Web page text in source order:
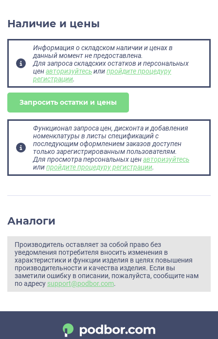
Наличие и цены
Информация о складском наличии и ценах в
данный момент не предоставлена.
Для запроса складских остатков и персональных
ценавторизуйтесьилипройдите процедуру
регистрации.
Запросить остатки и цены
Функционал запроса цен, дисконта и добавления
номенклатуры в листы спецификаций с
последующим оформлением заказов доступен
только зарегистрированным пользователям.
Для просмотра персональных ценавторизуйтесь
илипройдите процедуру регистрации.
Аналоги
Производитель оставляет за собой право без
уведомления потребителя вносить изменения в
характеристики и функции изделия в целях повышения
производительности и качества изделия. Если вы
заметили ошибку в описании, пожалуйста, сообщите нам
по адресу support@podbor.com.